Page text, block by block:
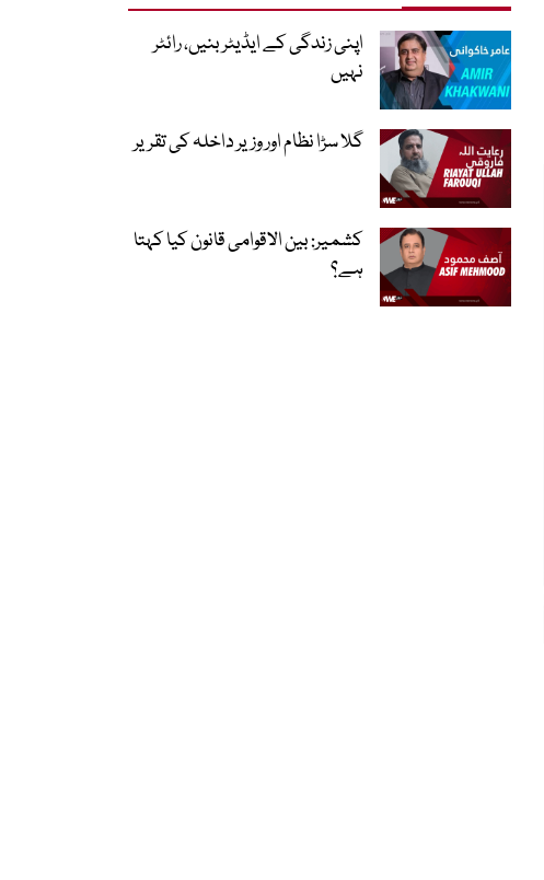
اپنی زندگی کے ایڈیٹر بنیں، رائٹر
نہیں
گلا سڑا نظام اور وزیر داخلہ کی تقریر
کشمیر: بین الاقوامی قانون کیا کہتا
ہے؟